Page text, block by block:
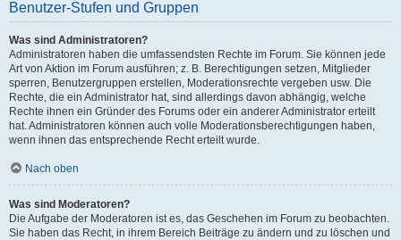
Benutzer-Stufen und Gruppen
Was sind Administratoren?
Administratoren haben die umfassendsten Rechte im Forum. Sie können jede
Art von Aktion im Forum ausführen; z. B. Berechtigungen setzen, Mitglieder
sperren, Benutzergruppen erstellen, Moderationsrechte vergeben usw. Die
Rechte, die ein Administrator hat, sind allerdings davon abhängig, welche
Rechte ihnen ein Gründer des Forums oder ein anderer Administrator erteilt
hat. Administratoren können auch volle Moderationsberechtigungen haben,
wenn ihnen das entsprechende Recht erteilt wurde.
Nach oben
Was sind Moderatoren?
Die Aufgabe der Moderatoren ist es, das Geschehen im Forum zu beobachten.
Sie haben das Recht, in ihrem Bereich Beiträge zu ändern und zu löschen und